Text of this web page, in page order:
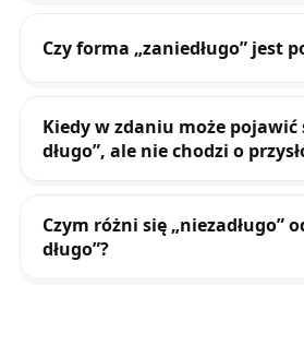
Czy forma „zaniedługo” jest
Kiedy w zdaniu może pojawić
długo”, ale nie chodzi o
Czym różni się „niezadługo”
długo”?